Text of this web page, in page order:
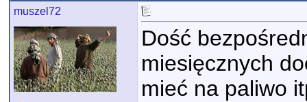
muszel72
Dość
miesięcznych
mieć na paliwo